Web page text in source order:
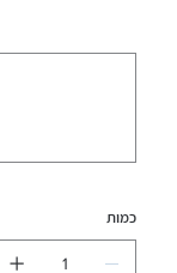
כמות